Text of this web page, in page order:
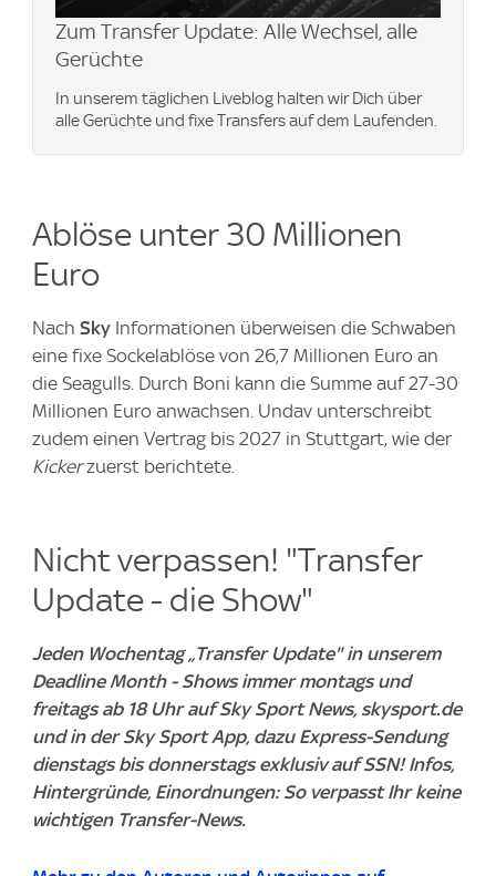
Zum Transfer Update: Alle Wechsel, alle
Gerüchte
In unserem täglichen Liveblog halten wir Dich über
alle Gerüchte und fixe Transfers auf dem Laufenden.
Ablöse unter 30 Millionen
Euro
Nach Sky Informationen überweisen die Schwaben
eine fixe Sockelablöse von 26,7 Millionen Euro an
die Seagulls. Durch Boni kann die Summe auf 27-30
Millionen Euro anwachsen. Undav unterschreibt
zudem einen Vertrag bis 2027 in Stuttgart, wie der
Kickerzuerst berichtete.
Nicht verpassen! "Transfer
Update - die Show"
Jeden Wochentag „Transfer Update" in unserem
Deadline Month - Shows immer montags und
freitags ab 18 Uhr auf Sky Sport News, skysport.de
und in der Sky Sport App, dazu Express-Sendung
dienstags bis donnerstags exklusiv auf SSN! Infos,
Hintergründe, Einordnungen: So verpasst Ihr keine
wichtigen Transfer-News.